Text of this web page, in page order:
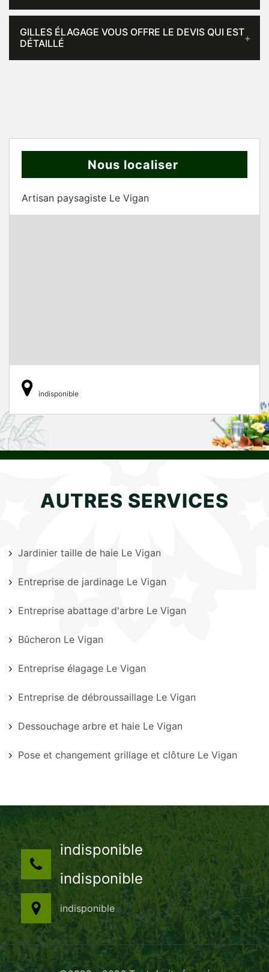
GILLES ÉLAGAGE VOUS OFFRE LE DEVIS QUI EST
DÉTAILLÉ
Nous localiser
Artisan paysagiste Le Vigan
indisponible
AUTRES SERVICES
Jardinier taille de haie Le Vigan
Entreprise de jardinage Le Vigan
Entreprise abattage d'arbre Le Vigan
Bûcheron Le Vigan
Entreprise élagage Le Vigan
Entreprise de débroussaillage Le Vigan
Dessouchage arbre et haie Le Vigan
Pose et changement grillage et clôture Le Vigan
indisponible
indisponible
indisponible